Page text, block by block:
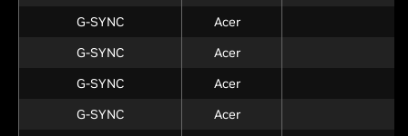
G-SYNC
Acer
G-SYNC
Acer
G-SYNC
Acer
G-SYNC
Acer